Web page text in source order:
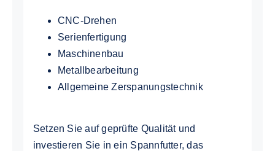
CNC-Drehen
Serienfertigung
Maschinenbau
Metallbearbeitung
Allgemeine Zerspanungstechnik
Setzen Sie auf geprüfte Qualität und
investieren Sie in ein Spannfutter, das